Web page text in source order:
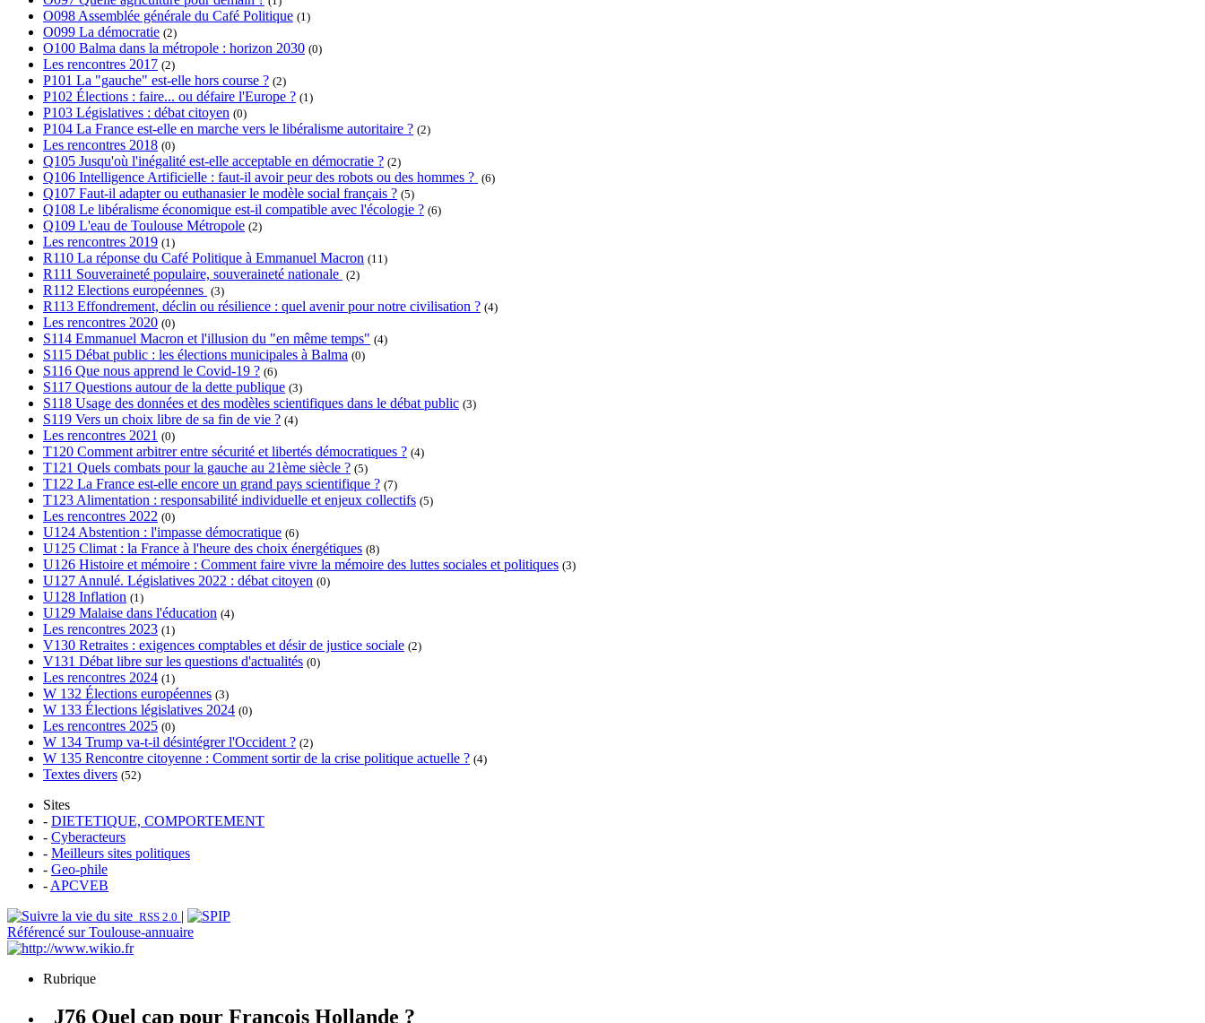
O098 Assemblée générale du Café Politique (1)
O099 La démocratie (2)
O100 Balma dans la métropole : horizon 2030 (0)
Les rencontres 2017 (2)
P101 La "gauche" est-elle hors course ? (2)
P102 Élections : faire... ou défaire l'Europe ? (1)
P103 Législatives : débat citoyen (0)
P104 La France est-elle en marche vers le libéralisme autoritaire ? (2)
Les rencontres 2018 (0)
Q105 Jusqu'où l'inégalité est-elle acceptable en démocratie ? (2)
Q106 Intelligence Artificielle : faut-il avoir peur des robots ou des hommes ? (6)
Q107 Faut-il adapter ou euthanasier le modèle social français ? (5)
Q108 Le libéralisme économique est-il compatible avec l'écologie ? (6)
Q109 L'eau de Toulouse Métropole (2)
Les rencontres 2019 (1)
R110 La réponse du Café Politique à Emmanuel Macron (11)
R111 Souveraineté populaire, souveraineté nationale (2)
R112 Elections européennes (3)
R113 Effondrement, déclin ou résilience : quel avenir pour notre civilisation ? (4)
Les rencontres 2020 (0)
S114 Emmanuel Macron et l'illusion du "en même temps" (4)
S115 Débat public : les élections municipales à Balma (0)
S116 Que nous apprend le Covid-19 ? (6)
S117 Questions autour de la dette publique (3)
S118 Usage des données et des modèles scientifiques dans le débat public (3)
S119 Vers un choix libre de sa fin de vie ? (4)
Les rencontres 2021 (0)
T120 Comment arbitrer entre sécurité et libertés démocratiques ? (4)
T121 Quels combats pour la gauche au 21ème siècle ? (5)
T122 La France est-elle encore un grand pays scientifique ? (7)
T123 Alimentation : responsabilité individuelle et enjeux collectifs (5)
Les rencontres 2022 (0)
U124 Abstention : l'impasse démocratique (6)
U125 Climat : la France à l'heure des choix énergétiques (8)
U126 Histoire et mémoire : Comment faire vivre la mémoire des luttes sociales et politiques (3)
U127 Annulé. Législatives 2022 : débat citoyen (0)
U128 Inflation (1)
U129 Malaise dans l'éducation (4)
Les rencontres 2023 (1)
V130 Retraites : exigences comptables et désir de justice sociale (2)
V131 Débat libre sur les questions d'actualités (0)
Les rencontres 2024 (1)
W 132 Élections européennes (3)
W 133 Élections législatives 2024 (0)
Les rencontres 2025 (0)
W 134 Trump va-t-il désintégrer l'Occident ? (2)
W 135 Rencontre citoyenne : Comment sortir de la crise politique actuelle ? (4)
Textes divers (52)
Sites
- DIETETIQUE, COMPORTEMENT
- Cyberacteurs
- Meilleurs sites politiques
- Geo-phile
- APCVEB
RSS 2.0 |
Référencé sur Toulouse-annuaire
Rubrique
J76 Quel cap pour François Hollande ?